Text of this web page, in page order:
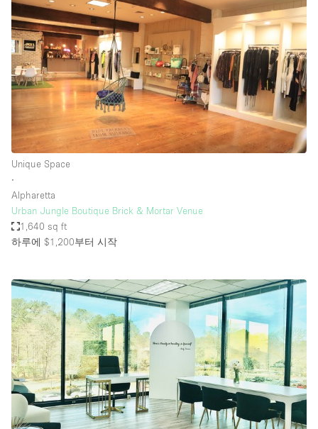
Unique Space
∙
Alpharetta
Urban Jungle Boutique Brick & Mortar Venue
1,640 sq ft
하루에 $1,200부터 시작